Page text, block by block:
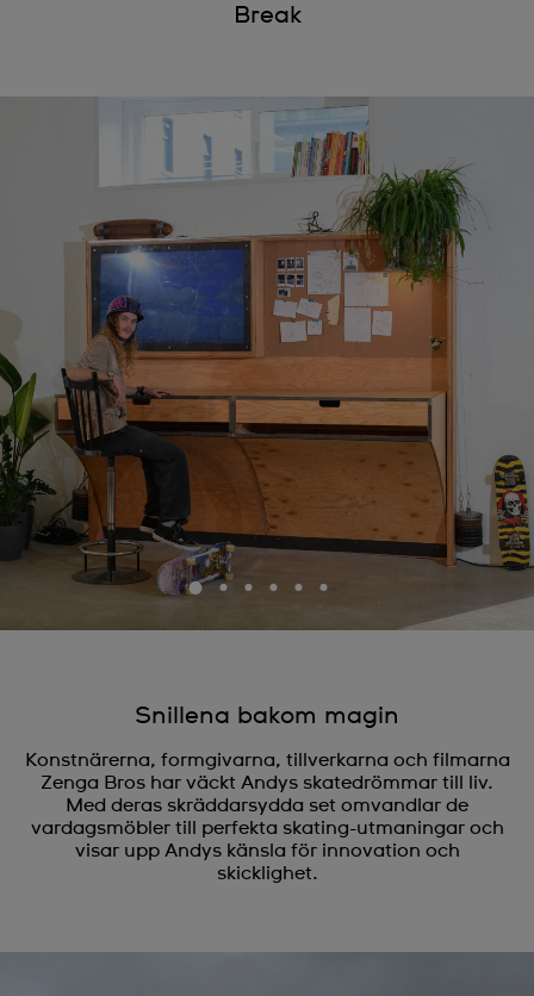
Break
Snillena bakom magin
Konstnärerna, formgivarna, tillverkarna och filmarna
Zenga Bros har väckt Andys skatedrömmar till liv.
Med deras skräddarsydda set omvandlar de
vardagsmöbler till perfekta skating-utmaningar och
visar upp Andys känsla för innovation och
skicklighet.